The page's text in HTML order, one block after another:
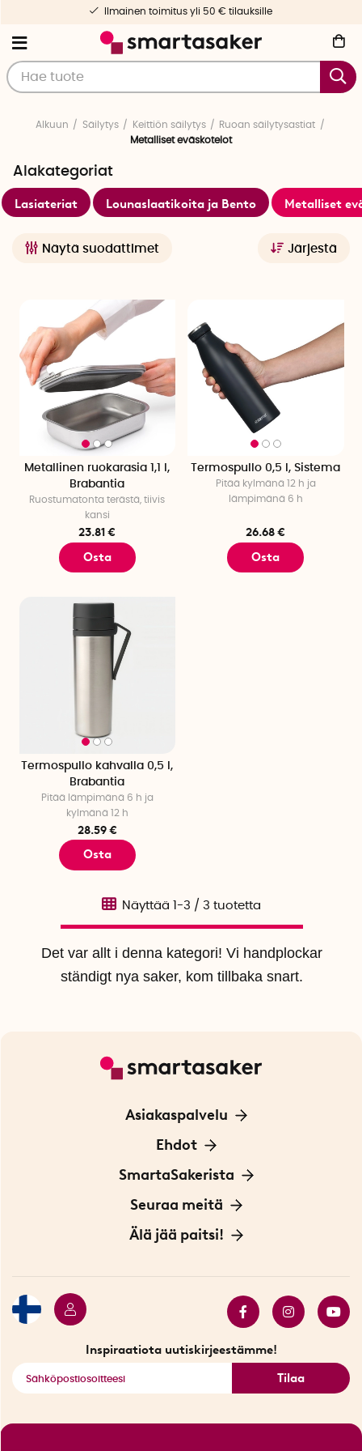
Ilmainen toimitus yli 50 € tilauksille
Alkuun Säilytys Keittiön säilytys
Ruoan säilytysastiat
Metalliset eväskotelot
Näytä suodattimet Järjestä
Alakategoriat
Lasiateriat Lounaslaatikoita ja Bento Metalliset
Metallinen ruokarasia 1,1 l,
Brabantia
Ruostumatonta terästä, tiivis
kansi
23.81 €
Osta
Termospullo 0,5 l, Sistema
Pitää kylmänä 12 h ja
lämpimänä 6 h
26.68 €
Osta
Termospullo kahvalla 0,5 l,
Brabantia
Pitää lämpimänä 6 h ja
kylmänä 12 h
28.59 €
Osta
Det var allt i denna kategori! Vi handplockar
ständigt nya saker, kom tillbaka snart.
Näyttää 1-3 / 3 tuotetta
Asiakaspalvelu
Ota yhteyttä
Ehdot
Tietoa evästeistä
Yksityisyydensuoja
Sopimusehdot
SmartaSakerista
Meistä
Myymälä Tukholmassa
Seuraa meitä
Innovaattoriblogi
Älä jää paitsi!
Inspiraatiota uutiskirjeestämme!
Tilaa